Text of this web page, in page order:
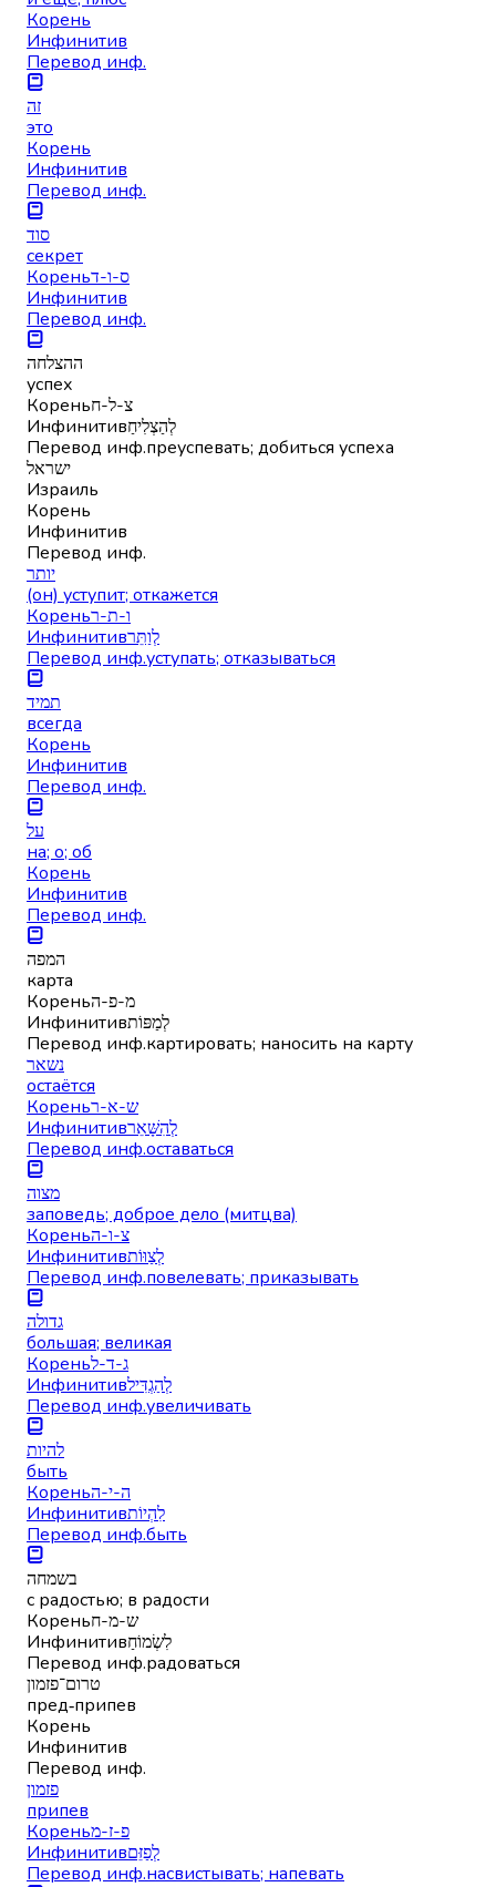
Корень
Инфинитив
Перевод инф.
זה
это
Корень
Инфинитив
Перевод инф.
סוד
секрет
Кореньס-ו-ד
Инфинитив
Перевод инф.
ההצלחה
успех
Кореньצ-ל-ח
Инфинитивלְהַצְלִיחַ
Перевод инф.преуспевать; добиться успеха
ישראל
Израиль
Корень
Инфинитив
Перевод инф.
יותר
(он) уступит; откажется
Кореньו-ת-ר
Инфинитивלְוַתֵּר
Перевод инф.уступать; отказываться
תמיד
всегда
Корень
Инфинитив
Перевод инф.
על
на; о; об
Корень
Инфинитив
Перевод инф.
המפה
карта
Кореньמ-פ-ה
Инфинитивלְמַפּוֹת
Перевод инф.картировать; наносить на карту
נשאר
остаётся
Кореньש-א-ר
Инфинитивלְהִשָּׁאֵר
Перевод инф.оставаться
מצוה
заповедь; доброе дело (митцва)
Кореньצ-ו-ה
Инфинитивלְצַוּוֹת
Перевод инф.повелевать; приказывать
גדולה
большая; великая
Кореньג-ד-ל
Инфинитивלְהַגְדִּיל
Перевод инф.увеличивать
להיות
быть
Кореньה-י-ה
Инфинитивלִהְיוֹת
Перевод инф.быть
בשמחה
с радостью; в радости
Кореньש-מ-ח
Инфинитивלִשְׂמוֹחַ
Перевод инф.радоваться
טרום־פזמון
пред‑припев
Корень
Инфинитив
Перевод инф.
פזמון
припев
Кореньפ-ז-מ
Инфинитивלְפַזֵּם
Перевод инф.насвистывать; напевать